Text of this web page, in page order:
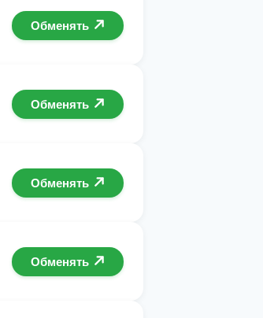
Обменять
Обменять
Обменять
Обменять